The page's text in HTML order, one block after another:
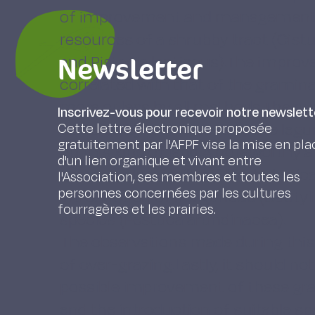
of improvement and
resources of a shrubby tract
and Pistacia lentiscus).The
correlated with that of the
more or less by all methods.The
bettered by an increase of the
on this kind of land.A noteworthy
seems only possible if the
introduction of indigenous
species (Festuca arundinacea).
The observations made during
of over-grazing.Lastly, it should
Newsletter
Inscrivez-vous pour recevoir notre
Cette lettre électronique proposée
gratuitement par l'AFPF vise la mise en
d'un lien organique et vivant entre
l'Association, ses membres et toutes les
personnes concernées par les cultures
fourragères et les prairies.